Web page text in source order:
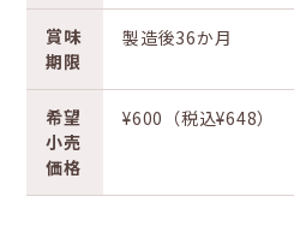
賞味
期限
製造後36か月
希望
小売
価格
¥600（税込¥648）